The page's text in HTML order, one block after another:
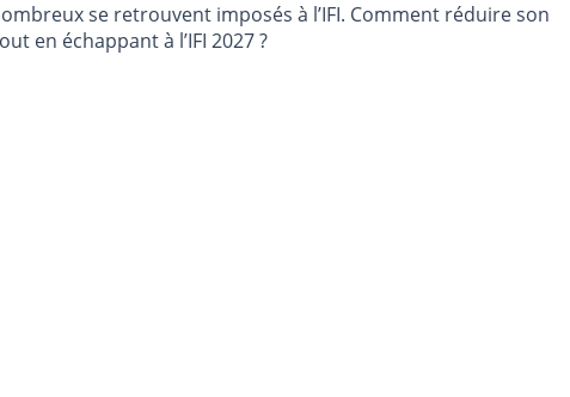
se retrouvent imposés à l’IFI. Comment réduire son
en échappant à l’IFI 2027 ?